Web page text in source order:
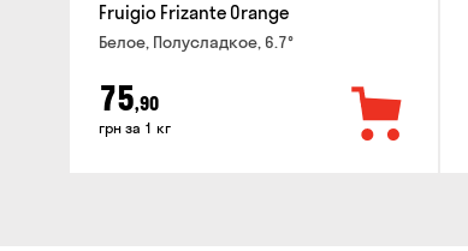
Fruigio Frizante Orange
Белое, Полусладкое, 6.7°
75,90
грн за 1 кг